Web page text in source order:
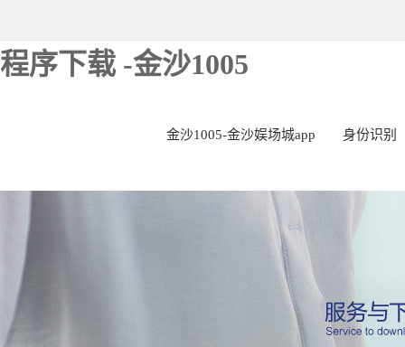
程序下载 -金沙1005
金沙1005-金沙娱场城app 身份识别